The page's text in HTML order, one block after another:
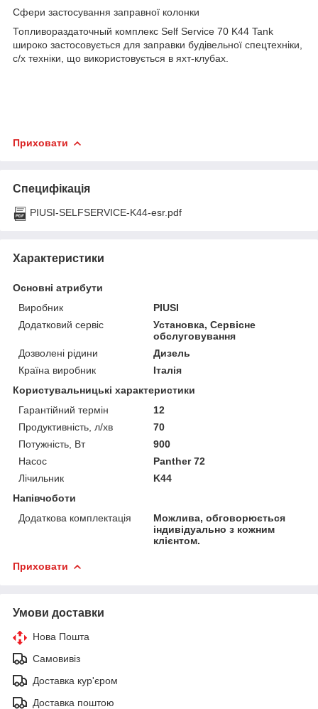
Сфери застосування заправної колонки
Топливораздаточный комплекс Self Service 70 K44 Tank
широко застосовується для заправки будівельної спецтехніки,
с/х техніки, що використовується в яхт-клубах.
Приховати
Специфікація
PIUSI-SELFSERVICE-K44-esr.pdf
Характеристики
Основні атрибути
Виробник
PIUSI
Додатковий сервіс
Установка, Сервісне
обслуговування
Дозволені рідини
Дизель
Країна виробник
Італія
Користувальницькі характеристики
Гарантійний термін
12
Продуктивність, л/хв
70
Потужність, Вт
900
Насос
Panther 72
Лічильник
K44
Напівчоботи
Додаткова комплектація
Можлива, обговорюється
індивідуально з кожним
клієнтом.
Приховати
Умови доставки
Нова Пошта
Самовивіз
Доставка кур'єром
Доставка поштою